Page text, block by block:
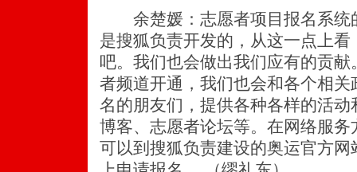
余楚媛：志愿者项目报名系统
是搜狐负责开发的，从这一点上看
吧。我们也会做出我们应有的贡
者频道开通，我们也会和各个相
名的朋友们，提供各种各样的活
博客、志愿者论坛等。在网络服
可以到搜狐负责建设的奥运官方